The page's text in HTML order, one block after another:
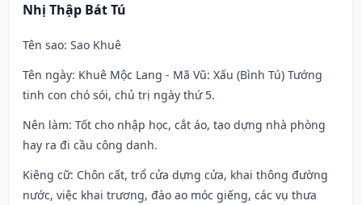
Nhị Thập Bát Tú
Tên sao: Sao Khuê
Tên ngày: Khuê Mộc Lang - Mã Vũ: Xấu (Bình Tú) Tướng
tinh con chó sói, chủ trị ngày thứ 5.
Nên làm: Tốt cho nhập học, cắt áo, tạo dựng nhà phòng
hay ra đi cầu công danh.
Kiêng cữ: Chôn cất, trổ cửa dựng cửa, khai thông đường
nước, việc khai trương, đào ao móc giếng, các vụ thưa